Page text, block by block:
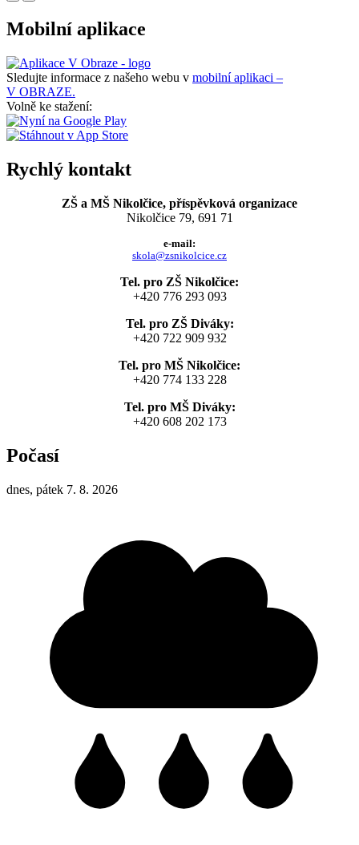
Mobilní aplikace
Sledujte informace z našeho webu v mobilní aplikaci –
V OBRAZE.
Volně ke stažení:
Rychlý kontakt
ZŠ a MŠ Nikolčice, příspěvková organizace
Nikolčice 79, 691 71
e-mail:
skola@zsnikolcice.cz
Tel. pro ZŠ Nikolčice:
+420 776 293 093
Tel. pro ZŠ Diváky:
+420 722 909 932
Tel. pro MŠ Nikolčice:
+420 774 133 228
Tel. pro MŠ Diváky:
+420 608 202 173
Počasí
dnes, pátek 7. 8. 2026